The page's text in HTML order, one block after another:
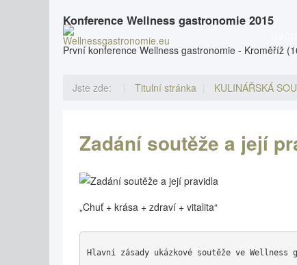
Konference Wellness gastronomie 2015
První konference Wellness gastronomie - Kroměříž
Jste zde: Titulní stránka KULINÁŘSKÁ
Zadání soutěže a její
„Chuť + krása + zdraví + vitalita“
Hlavní zásady ukázkové soutěže ve Wellness